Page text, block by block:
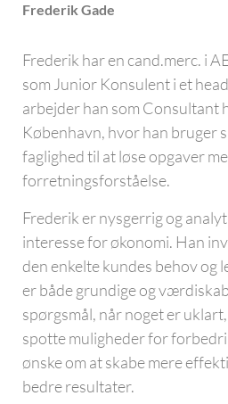
Frederik Gade
Frederik har en cand.merc. i
som Junior Konsulent i et
arbejder han som Consultant
København, hvor han bruger
faglighed til at løse opgaver
forretningsforståelse.
Frederik er nysgerrig og
interesse for økonomi. Han
den enkelte kundes behov og
er både grundige og
spørgsmål, når noget er
spotte muligheder for
ønske om at skabe mere
bedre resultater.